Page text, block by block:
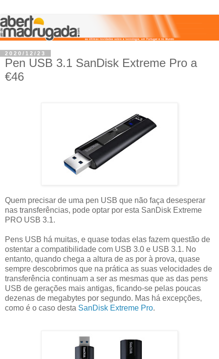
2020/12/23
Pen USB 3.1 SanDisk Extreme Pro a
€46
Quem precisar de uma pen USB que não faça desesperar
nas transferências, pode optar por esta SanDisk Extreme
PRO USB 3.1.
Pens USB há muitas, e quase todas elas fazem questão de
ostentar a compatibilidade com USB 3.0 e USB 3.1. No
entanto, quando chega a altura de as por à prova, quase
sempre descobrimos que na prática as suas velocidades de
transferência continuam a ser as mesmas que as das pens
USB de gerações mais antigas, ficando-se pelas poucas
dezenas de megabytes por segundo. Mas há excepções,
como é o caso desta SanDisk Extreme Pro.